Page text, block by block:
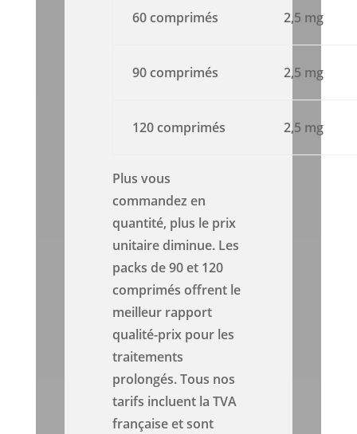
60 comprimés 2,5 mg
90 comprimés 2,5 mg
120 comprimés 2,5 mg
Plus vous
commandez en
quantité, plus le prix
unitaire diminue. Les
packs de 90 et 120
comprimés offrent le
meilleur rapport
qualité-prix pour les
traitements
prolongés. Tous nos
tarifs incluent la TVA
française et sont